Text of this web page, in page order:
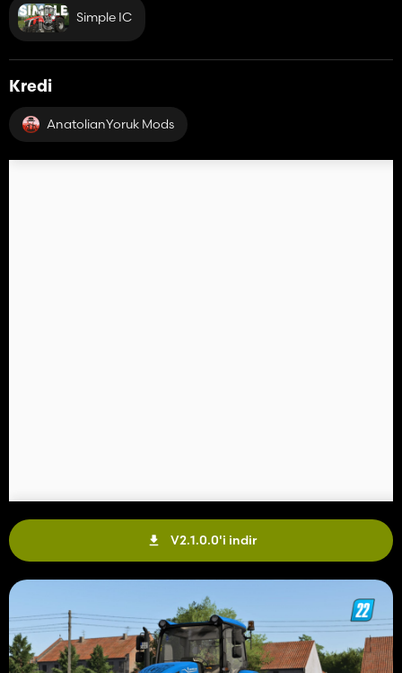
Simple IC
Kredi
AnatolianYoruk Mods
V2.1.0.0'i indir